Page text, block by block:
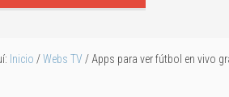
Inicio /Webs TV / Apps para ver fútbol en vivo